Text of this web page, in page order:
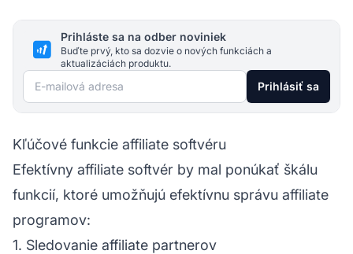
Prihláste sa na odber noviniek
Buďte prvý, kto sa dozvie o nových funkciách a
aktualizáciách produktu.
E-mailová adresa Prihlásiť sa
Kľúčové funkcie affiliate softvéru
Efektívny affiliate softvér by mal ponúkať škálu
funkcií, ktoré umožňujú efektívnu správu affiliate
programov:
1. Sledovanie affiliate partnerov